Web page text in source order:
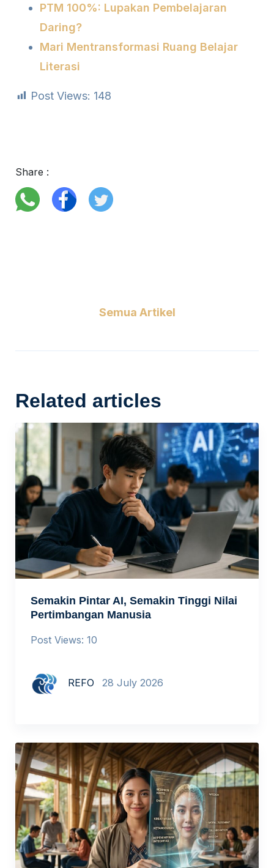
PTM 100%: Lupakan Pembelajaran
Daring?
Mari Mentransformasi Ruang Belajar
Literasi
Post Views: 148
Share :
Semua Artikel
Related articles
Semakin Pintar AI, Semakin Tinggi Nilai
Pertimbangan Manusia
Post Views: 10
REFO 28 July 2026